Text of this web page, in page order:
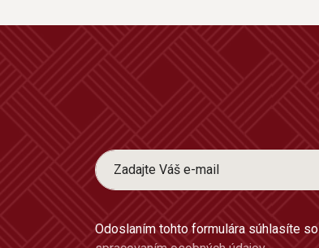
Odoslaním tohto formulára súhlasíte so